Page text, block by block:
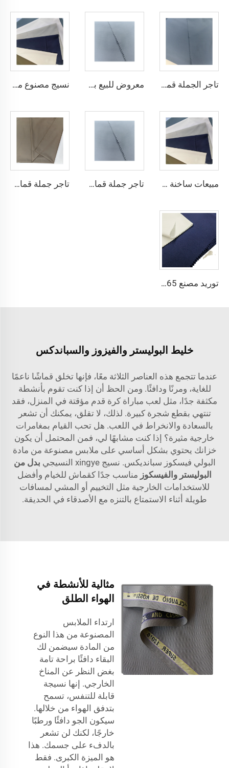
تاجر الجملة قماش ثوب عربي رخيص الميكرو فايبر للرجال، قماش بوليستر مشغول، تويبو قماش قميص ثوب عربي معروض للبيع بسعر منخفض قماش ثوب عربي لثوب أربعة قطع قميص وسروال، قماش بوليستر تويبو ميكرو فايبر نسيج مصنوع من الألياف الدقيقة البلاستيكية Toyobo بقياس 100T نسيج عادي
مبيعات ساخنة قماش الثوب العربي للألياف الدقيقة للرجال قماش بوليستر مجوف قماش toyobo قميص ثوب عربي تاجر جملة قماش الألياف الدقيقة للرجال قماش بوليستر مجوف قماش toyobo قميص ثوب عربي تاجر جملة قماش الثوب العربي للرجال قماش بوليستر مجوف قماش toyobo قميص ثوب عربي
توريد مصنع 65٪ بوليستر 35٪ قطن لبطانة الجينز النسيج المسطح TC TWILL ملون لنسيج جيوب الزي الرسمي
خليط البوليستر والفيزوز والسباندكس
عندما تتجمع هذه العناصر الثلاثة معًا، فإنها تخلق قماشًا ناعمًا
للغاية، ومرنًا ودافئًا. ومن الحظ أن إذا كنت تقوم بأنشطة
مكثفة جدًا، مثل لعب مباراة كرة قدم مؤقتة في المنزل، فقد
تنتهي بقطع شجرة كبيرة. لذلك، لا تقلق، يمكنك أن تشعر
بالسعادة والانخراط في اللعب. هل تحب القيام بمغامرات
خارجية مثيرة؟ إذا كنت مشابهًا لي، فمن المحتمل أن يكون
خزانك يحتوي بشكل أساسي على ملابس مصنوعة من مادة
البولي فيسكوز سبانديكس. نسيج xingye النسيجي
بدل من
البوليستر والفيسكوز مناسب جدًا كقماش للخيام وأفضل
للاستخدامات الخارجية مثل التخييم أو المشي لمسافات
طويلة أثناء الاستمتاع بالتنزه مع الأصدقاء في الحديقة.
مثالية للأنشطة في
الهواء الطلق
ارتداء الملابس
المصنوعة من هذا النوع
من المادة سيضمن لك
البقاء دافئًا براحة تامة
بغض النظر عن المناخ
الخارجي. إنها نسيجة
قابلة للتنفس، تسمح
بتدفق الهواء من خلالها.
سيكون الجو دافئًا ورطبًا
خارجًا، لكنك لن تشعر
بالدفء على جسمك. هذا
هو الميزة الكبرى. فقط